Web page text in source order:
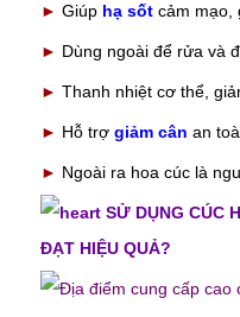
► Giúp hạ sốt cảm mạo,
► Dùng ngoài để rửa và
► Thanh nhiệt cơ thể,
► Hỗ trợ giảm cân an
► Ngoài ra hoa cúc là
SỬ DỤNG CÚC
ĐẠT HIỆU QUẢ?